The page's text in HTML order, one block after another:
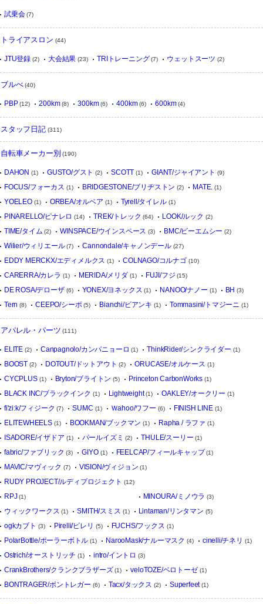
試乗会(7)
トライアスロン (44)
JTU登録 (2) 大会結果 (23) TRIトレーニング (7) ウェットスーツ (2)
ブルべ(40)
PBP(12) 200km(8) 300km(6) 400km(6) 600km(4)
スタッフ日記(311)
自転車メーカー別 (190)
DAHON (1) GUSTO/グスト (2) SCOTT (1) GIANT/ジャイアント (9)
FOCUS/フォーカス (1) BRIDGESTONE/ブリヂストン (2) MATE. (1)
YOELEO(1) ORBEA/オルベア (1) Tyrell/タイレル(1)
PINARELLO/ピナレロ (14) TREK/トレック (64) LOOK/ルック (2)
TIME/タイム (2) WINSPACE/ウインスペース (3) BMC/ビーエムシー (2)
Wilier/ウィリエール(7) Cannondale/キャノンデール(27)
EDDY MERCKX/エディメルクス (1) COLNAGO/コルナゴ (10)
CARERRA/カレラ (1) MERIDA/メリダ (1) FUJI/フジ (15)
DE ROSA/デローザ (6) YONEX/ヨネックス (1) NANOO/ナノー (1) BH (3)
Tern (8) CEEPO/シーポ (5) Bianchi/ビアンキ (1) Tommasini/トマジーニ (1)
アパレル・パーツ (111)
ELITE (2) Canpagnolo/カンパニョーロ (1) ThinkRider/シンクライダー (1)
BOOST (2) DOTOUT/ドットアウト (2) ORUCASE/オルケース (1)
CYCPLUS(1) Bryton/ブライトン (5) Princeton CarbonWorks (1)
BLACK INC/ブラックインク (1) Lightweight(1) OAKLEY/オークリー (1)
fi'zi:k/フィジーク (7) SUMC (1) Ｗahoo/ワフー (6) FINISH LINE (1)
ELITEWHEELS(1) BOOKMAN/ブックマン (1) Rapha / ラファ (1)
ISADORE/イザドア (1) パールイズミ (2) THULE/スーリー (1)
fabric/ファブリック (3) GIYO(1) FEELCAP/フィールキャップ(1)
MAVIC/マヴィック (7) VISION/ヴィジョン (1)
RUDY PROJECT/ルディプロジェクト (12)
RPJ(1) MINOURA/ミノウラ (3)
ウィックワークス (1) SMITH/スミス (1) Lintaman/リンタマン (5)
ogkカブト (3) Pirelli/ピレリ (5) FUCHS/フックス (1)
PolarBottle/ポーラーボトル (1) NarooMask/ナルーマスク (4) cinelli/チネリ (1)
Ostrich/オーストリッチ (1) intro/イントロ (3)
CrankBrothers/クランクブラザーズ (1) veloTOZE/ベロトーゼ(1)
BONTRAGER/ボントレガー (6) Tacx/タックス (2) Superfeet(1)